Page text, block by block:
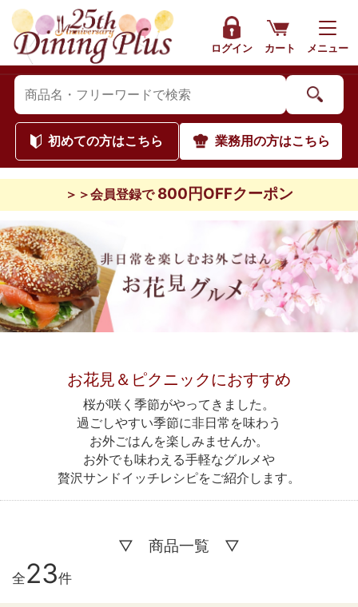
ログイン カート メニュー
初めての方はこちら 業務用の方はこちら
＞＞会員登録で 800円OFFクーポン
お花見＆ピクニックにおすすめ
桜が咲く季節がやってきました。
過ごしやすい季節に非日常を味わう
お外ごはんを楽しみませんか。
お外でも味わえる手軽なグルメや
贅沢サンドイッチレシピをご紹介します。
▽ 商品一覧 ▽
全23件